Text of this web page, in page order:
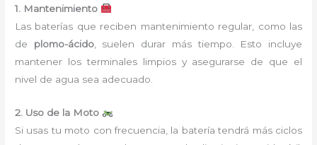
1. Mantenimiento
Las baterías que reciben mantenimiento regular, como las
de plomo-ácido, suelen durar más tiempo. Esto incluye
mantener los terminales limpios y asegurarse de que el
nivel de agua sea adecuado.
2. Uso de la Moto
Si usas tu moto con frecuencia, la batería tendrá más ciclos